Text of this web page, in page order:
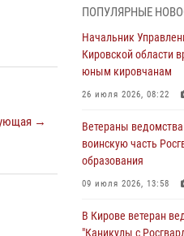
→
В Кирове
подозреваемую в
04 августа 2026, 09:30
В Кирове
подозреваемого в
03 августа 2026, 09:01
ведомства приняли
честь Дня
ПОПУЛЯРНЫЕ
Начальник
Кировской области
юным кировчанам
26 июля 2026, 08:22
Ветераны
воинскую часть
образования
09 июля 2026, 13:58
В Кирове ветеран
"Каникулы с